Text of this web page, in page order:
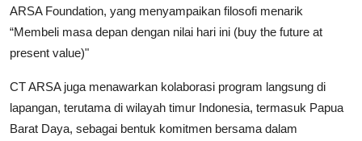
ARSA Foundation, yang menyampaikan filosofi menarik
“Membeli masa depan dengan nilai hari ini (buy the future at
present value)"
CT ARSA juga menawarkan kolaborasi program langsung di
lapangan, terutama di wilayah timur Indonesia, termasuk Papua
Barat Daya, sebagai bentuk komitmen bersama dalam